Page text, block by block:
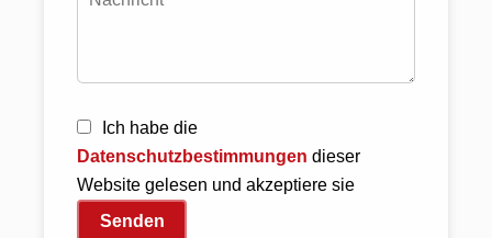
Ich habe die
Datenschutzbestimmungen dieser
Website gelesen und akzeptiere sie
Senden